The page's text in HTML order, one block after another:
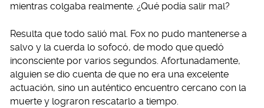
mientras colgaba realmente. ¿Qué podía salir mal?
Resulta que todo salió mal. Fox no pudo mantenerse a
salvo y la cuerda lo sofocó, de modo que quedó
inconsciente por varios segundos. Afortunadamente,
alguien se dio cuenta de que no era una excelente
actuación, sino un auténtico encuentro cercano con la
muerte y lograron rescatarlo a tiempo.